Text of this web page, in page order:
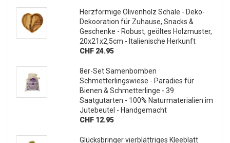
Herzförmige Olivenholz Schale - Deko-
Dekooration für Zuhause, Snacks &
Geschenke - Robust, geöltes Holzmuster,
20x21x2,5cm - Italienische Herkunft
CHF 24.95
8er-Set Samenbomben
Schmetterlingswiese - Paradies für
Bienen & Schmetterlinge - 39
Saatgutarten - 100% Naturmaterialien im
Jutebeutel - Handgemacht
CHF 12.95
Glücksbringer vierblättriges Kleeblatt